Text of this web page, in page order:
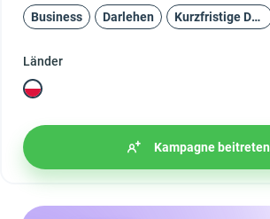
Business Darlehen Kurzfristige Darlehen
Länder
Kampagne beitreten